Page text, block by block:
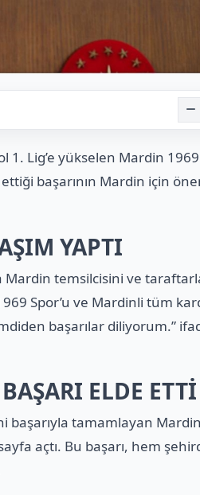
1. Lig’e yükselen Mardin
başarının Mardin için
YAPTI
Mardin temsilcisini ve
Spor’u ve Mardinli tüm
başarılar diliyorum.”
ELDE ETTİ
başarıyla tamamlayan
açtı. Bu başarı, hem